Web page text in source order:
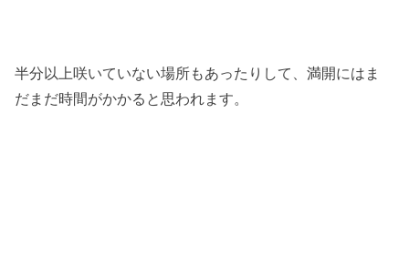
半分以上咲いていない場所もあったりして、満開にはま
だまだ時間がかかると思われます。